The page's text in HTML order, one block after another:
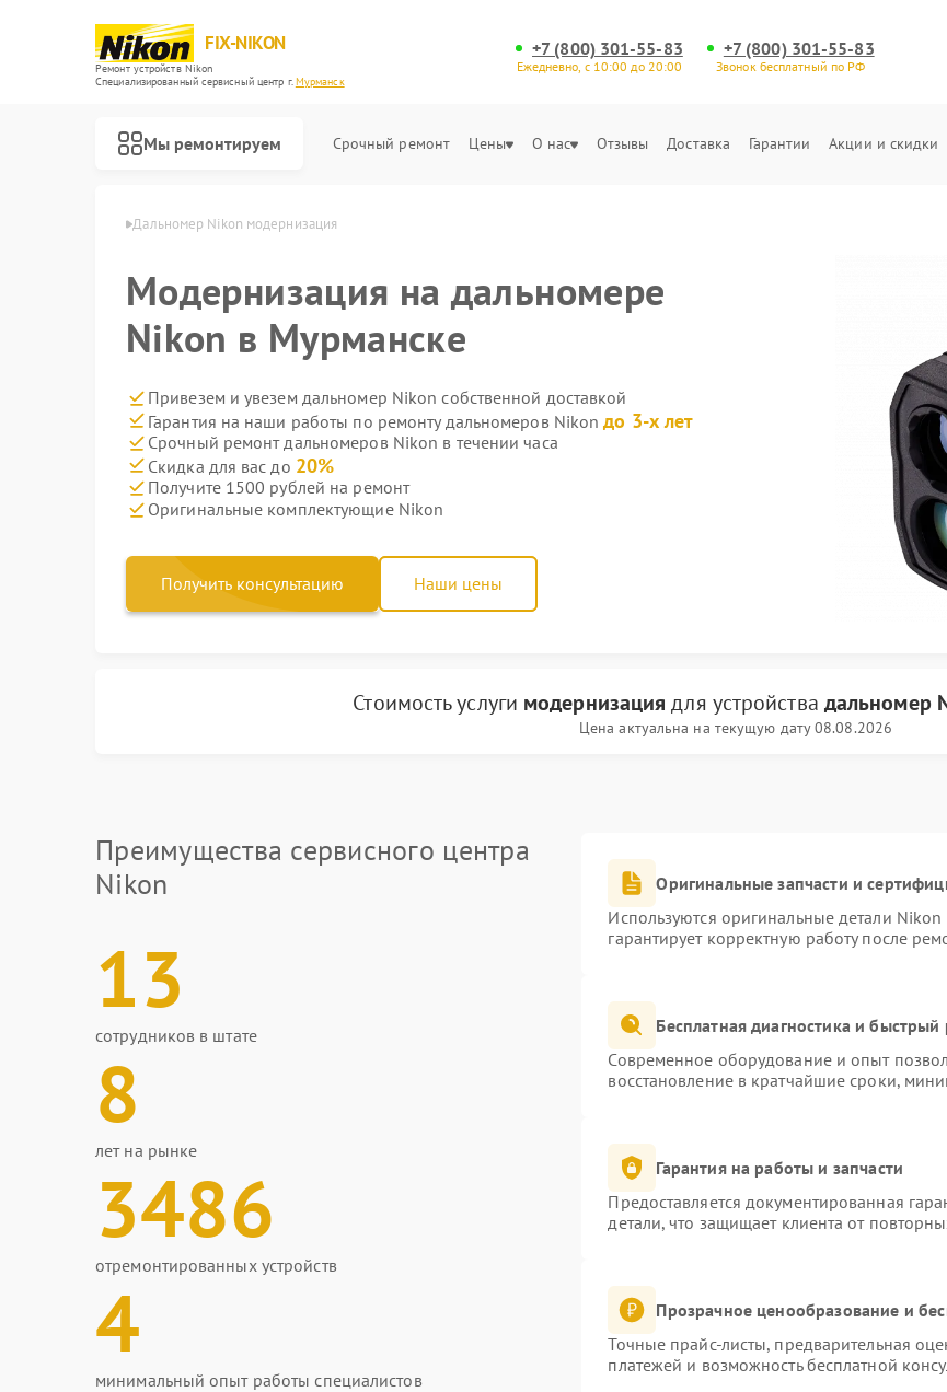
FIX-NIKON
Ремонт устройств Nikon
Специализированный cервисный центр г.Мурманск
+7 (800) 301-55-83
Ежедневно, с 10:00 до 20:00
+7 (800) 301-55-83
Звонок бесплатный по РФ
Мы ремонтируем Срочный ремонт Цены О нас Отзывы Доставка Гарантии Акции и скидки
Nikon в Мурманске Дальномер Nikon модернизация
Модернизация на дальномере
Nikon в Мурманске
Привезем и увезем дальномер Nikon собственной доставкой
Гарантия на наши работы по ремонту дальномеров Nikonдо 3-х лет
Срочный ремонт дальномеров Nikon в течении часа
Скидка для вас до 20%
Получите 1500 рублей на ремонт
Оригинальные комплектующие Nikon
Получить консультацию Наши цены
Стоимость услуги модернизация для устройства дальномер
Цена актуальна на текущую дату 08.08.2026
Преимущества сервисного центра
Nikon
13
сотрудников в штате
8
лет на рынке
3486
отремонтированных устройств
4
минимальный опыт работы специалистов
Оригинальные запчасти и
Используются оригинальные детали
гарантирует корректную работу после
Бесплатная диагностика и быстрый
Современное оборудование и опыт
восстановление в кратчайшие сроки,
Гарантия на работы и запчасти
Предоставляется документированная
детали, что защищает клиента от
Прозрачное ценообразование и
Точные прайс-листы, предварительная
платежей и возможность бесплатной